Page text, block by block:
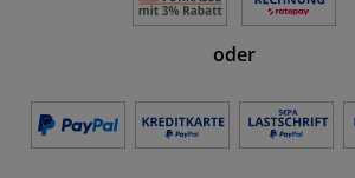
oder